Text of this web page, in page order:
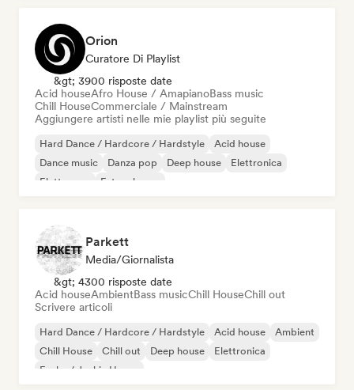
Orion
Curatore Di Playlist
&gt; 3900 risposte date
Acid houseAfro House / AmapianoBass music
Chill HouseCommerciale / Mainstream
Aggiungere artisti nelle mie playlist più seguite
Hard Dance / Hardcore / Hardstyle
Acid house
Dance music
Danza pop Deep house
Elettronica
Elettropop
Future house
Parkett
Media/Giornalista
&gt; 4300 risposte date
Acid houseAmbientBass musicChill HouseChill out
Scrivere articoli
Hard Dance / Hardcore / Hardstyle Acid house
Ambient
Chill House
Chill out Deep house
Elettronica
Funky / Jackin House